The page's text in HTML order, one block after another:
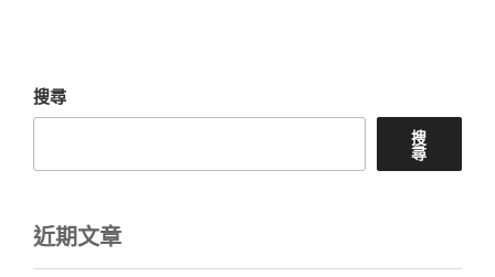
搜尋
搜
尋
近期文章